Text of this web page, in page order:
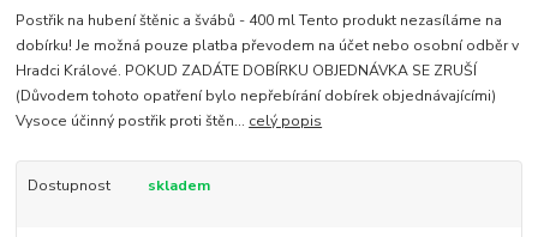
Postřik na hubení štěnic a švábů - 400 ml Tento produkt nezasíláme na
dobírku! Je možná pouze platba převodem na účet nebo osobní odběr v
Hradci Králové. POKUD ZADÁTE DOBÍRKU OBJEDNÁVKA SE ZRUŠÍ
(Důvodem tohoto opatření bylo nepřebírání dobírek objednávajícími)
Vysoce účinný postřik proti štěn... celý popis
Dostupnost skladem